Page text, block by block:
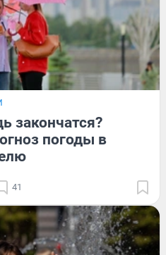
закончатся?
погоды в
41